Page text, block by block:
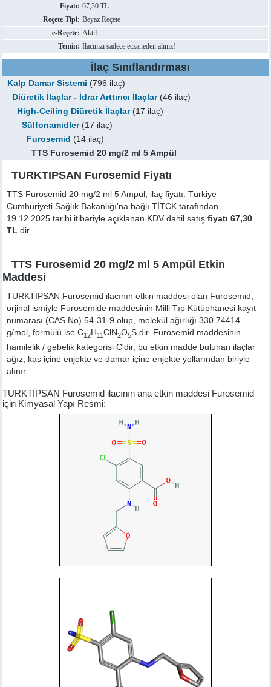
Fiyatı: 67,30 TL
Reçete Tipi: Beyaz Reçete
e-Reçete: Aktif
Temin: İlacınızı sadece eczaneden alınız!
İlaç Sınıflandırması
Kalp Damar Sistemi (796 ilaç)
Diüretik İlaçlar - İdrar Arttırıcı İlaçlar(46 ilaç)
High-Ceiling Diüretik İlaçlar(17 ilaç)
Sülfonamidler(17 ilaç)
Furosemid (14 ilaç)
TTS Furosemid 20 mg/2 ml 5 Ampül
TURKTIPSAN Furosemid Fiyatı
TTS Furosemid 20 mg/2 ml 5 Ampül, ilaç fiyatı: Türkiye
Cumhuriyeti Sağlık Bakanlığı'na bağlı TİTCK tarafından
19.12.2025 tarihi itibariyle açıklanan KDV dahil satışfiyatı 67,30
TL dir.
TTS Furosemid 20 mg/2 ml 5 Ampül Etkin
Maddesi
TURKTIPSAN Furosemid ilacının etkin maddesi olan Furosemid,
orjinal ismiyle Furosemide maddesinin Milli Tıp Kütüphanesi kayıt
numarası (CAS No) 54-31-9 olup, molekül ağırlığı 330.74414
g/mol, formülü ise C12H 11ClN2O5S dir. Furosemid maddesinin
hamilelik / gebelik kategorisi C'dir, bu etkin madde bulunan ilaçlar
ağız, kas içine enjekte ve damar içine enjekte yollarından biriyle
alınır.
TURKTIPSAN Furosemid ilacının ana etkin maddesi Furosemid
için Kimyasal Yapı Resmi: